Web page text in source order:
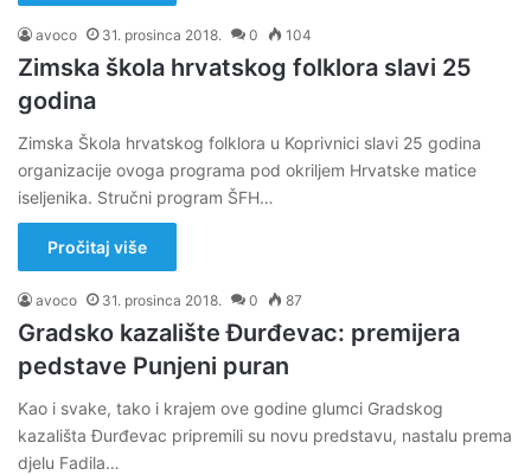
avoco 31. prosinca 2018. 0 104
Zimska škola hrvatskog folklora slavi 25
godina
Zimska Škola hrvatskog folklora u Koprivnici slavi 25 godina
organizacije ovoga programa pod okriljem Hrvatske matice
iseljenika. Stručni program ŠFH…
Pročitaj više
avoco 31. prosinca 2018. 0 87
Gradsko kazalište Đurđevac: premijera
pedstave Punjeni puran
Kao i svake, tako i krajem ove godine glumci Gradskog
kazališta Đurđevac pripremili su novu predstavu, nastalu prema
djelu Fadila…